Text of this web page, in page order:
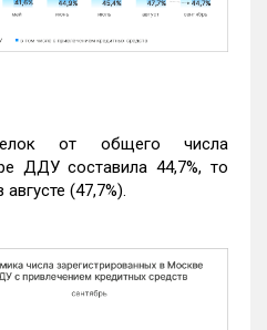
от общего числа
ДДУ составила 44,7%, то
(47,7%).